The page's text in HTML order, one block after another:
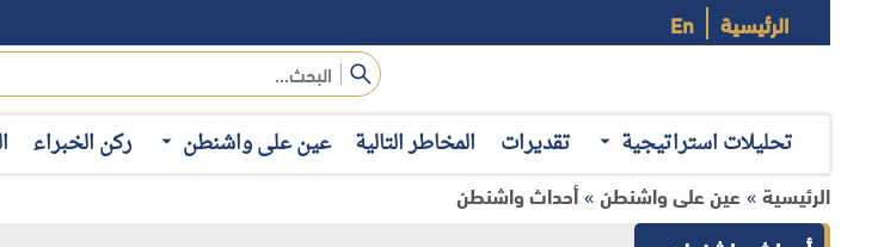
الرئيسية En
تحليلات استراتيجية تقديرات المخاطر التالية عين على واشنطن ركن الخبراء
الرئيسية » عين على واشنطن » أحداث واشنطن